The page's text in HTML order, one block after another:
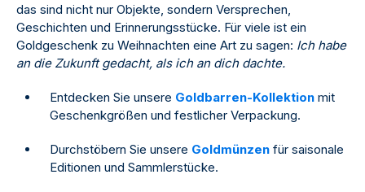
das sind nicht nur Objekte, sondern Versprechen,
Geschichten und Erinnerungsstücke. Für viele ist ein
Goldgeschenk zu Weihnachten eine Art zu sagen: Ich habe
an die Zukunft gedacht, als ich an dich dachte.
Entdecken Sie unsere Goldbarren-Kollektion mit
Geschenkgrößen und festlicher Verpackung.
Durchstöbern Sie unsere Goldmünzen für saisonale
Editionen und Sammlerstücke.